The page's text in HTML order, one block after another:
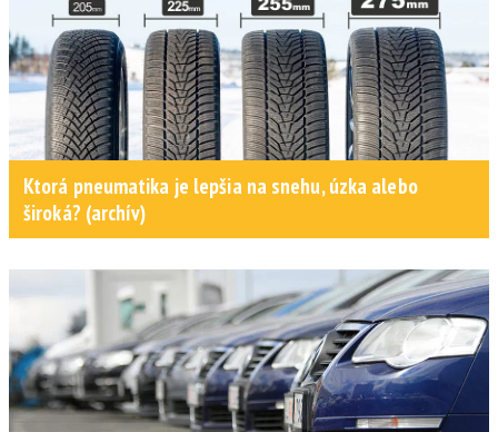
Ktorá pneumatika je lepšia na snehu, úzka alebo
široká? (archív)